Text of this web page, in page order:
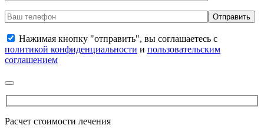
Нажимая кнопку "отправить", вы соглашаетесь с
политикой конфиденциальности и пользовательским
соглашением
Расчет стоимости лечения